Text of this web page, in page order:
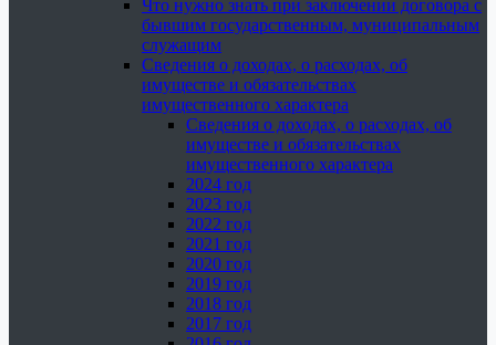
Что нужно знать при заключении договора с
бывшим государственным, муниципальным
служащим
Сведения о доходах, о расходах, об
имуществе и обязательствах
имущественного характера
Сведения о доходах, о расходах, об
имуществе и обязательствах
имущественного характера
2024 год
2023 год
2022 год
2021 год
2020 год
2019 год
2018 год
2017 год